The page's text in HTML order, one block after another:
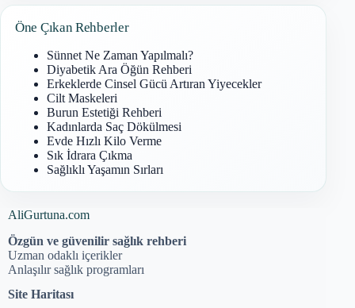
Öne Çıkan Rehberler
Sünnet Ne Zaman Yapılmalı?
Diyabetik Ara Öğün Rehberi
Erkeklerde Cinsel Gücü Artıran Yiyecekler
Cilt Maskeleri
Burun Estetiği Rehberi
Kadınlarda Saç Dökülmesi
Evde Hızlı Kilo Verme
Sık İdrara Çıkma
Sağlıklı Yaşamın Sırları
AliGurtuna.com
Özgün ve güvenilir sağlık rehberi
Uzman odaklı içerikler
Anlaşılır sağlık programları
Site Haritası